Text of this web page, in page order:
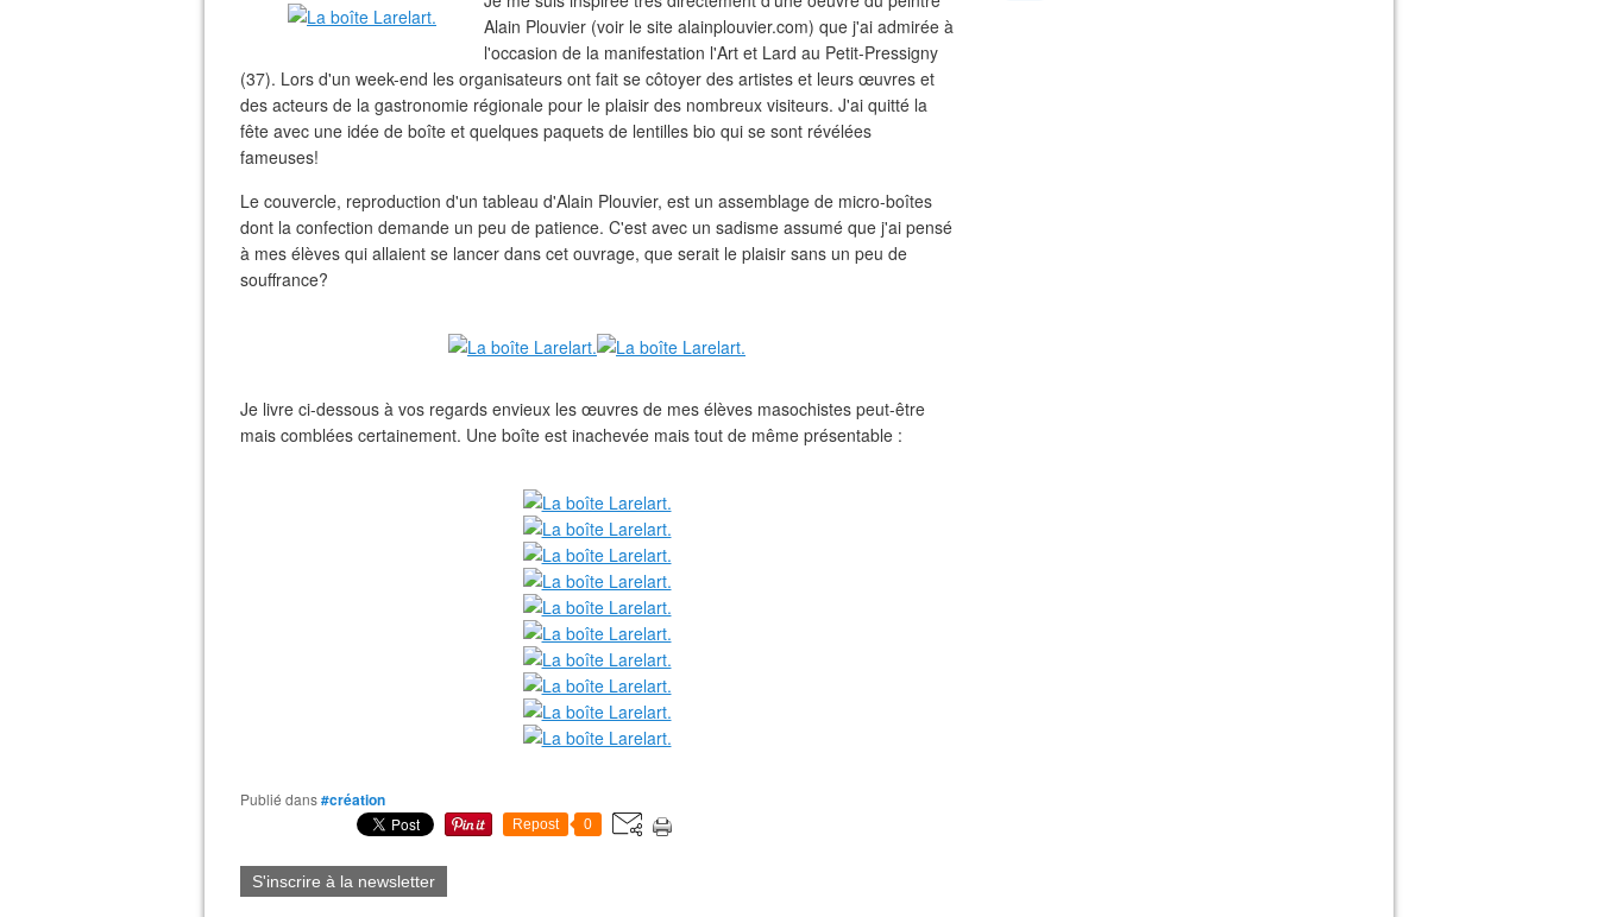
Alain Plouvier (voir le site alainplouvier.com) que j'ai admirée à
l'occasion de la manifestation l'Art et Lard au Petit-Pressigny
(37). Lors d'un week-end les organisateurs ont fait se côtoyer des artistes et leurs œuvres et
des acteurs de la gastronomie régionale pour le plaisir des nombreux visiteurs. J'ai quitté la
fête avec une idée de boîte et quelques paquets de lentilles bio qui se sont révélées
fameuses!
Le couvercle, reproduction d'un tableau d'Alain Plouvier, est un assemblage de micro-boîtes
dont la confection demande un peu de patience. C'est avec un sadisme assumé que j'ai pensé
à mes élèves qui allaient se lancer dans cet ouvrage, que serait le plaisir sans un peu de
souffrance?
Je livre ci-dessous à vos regards envieux les œuvres de mes élèves masochistes peut-être
mais comblées certainement. Une boîte est inachevée mais tout de même présentable :
Publié dans#création
Repost 0
S'inscrire à la newsletter